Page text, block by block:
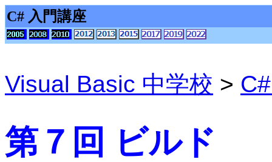
C# 入門講座
Visual Basic 中学校 >
第７回 ビルド